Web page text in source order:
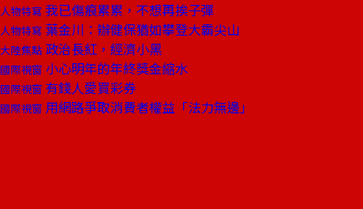
人物特寫 我已傷痕累累，不想再挨子彈
人物特寫 葉金川：辦健保猶如攀登大霸尖山
大陸焦點 政治長紅，經濟小黑
國際視窗 小心明年的年終獎金縮水
國際視窗 有錢人愛買彩券
國際視窗 用網路爭取消費者權益「法力無邊」